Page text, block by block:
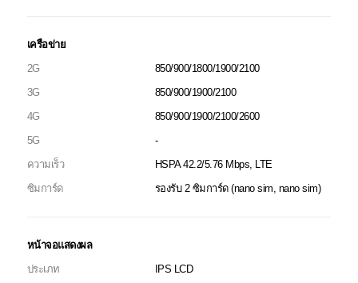
เครือข่าย
2G
850/900/1800/1900/2100
3G
850/900/1900/2100
4G
850/900/1900/2100/2600
5G
-
ความเร็ว
HSPA 42.2/5.76 Mbps, LTE
ซิมการ์ด
รองรับ 2 ซิมการ์ด (nano sim, nano sim)
หน้าจอแสดงผล
ประเภท
IPS LCD